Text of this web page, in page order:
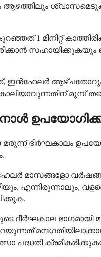
ആഴത്തിലും
1 മിനിറ്റ്
ഇൻഹേലർ ആഴ്ചതോറും
മുമ്പ്
മരുന്ന് ദീർഘകാലം
മാസങ്ങളോ
എന്നിരുന്നാലും,
ദീർഘകാല
പദ്ധതി